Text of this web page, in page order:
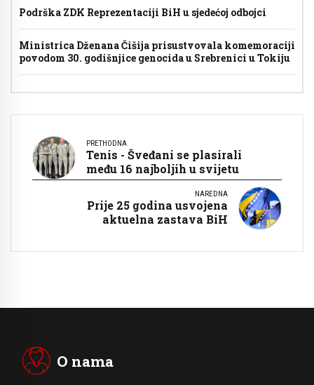
Podrška ZDK Reprezentaciji BiH u sjedećoj odbojci
Ministrica Dženana Čišija prisustvovala komemoraciji
povodom 30. godišnjice genocida u Srebrenici u Tokiju
PRETHODNA
Tenis - Šveđani se plasirali
među 16 najboljih u svijetu
NAREDNA
Prije 25 godina usvojena
aktuelna zastava BiH
O nama